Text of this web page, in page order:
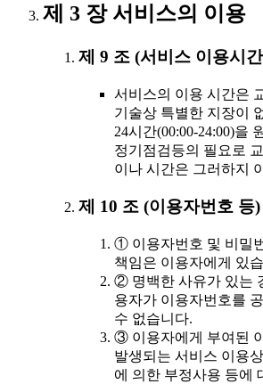
제 3 장 서비스의 이용
제 9 조 (서비스 이용시
서비스의 이용 시간은
기술상 특별한 지장이
24시간(00:00-24:00)을
정기점검등의 필요로
이나 시간은 그러하지
제 10 조 (이용자번호 등)
① 이용자번호 및 비밀
책임은 이용자에게 있
② 명백한 사유가 있는
용자가 이용자번호를
수 없습니다.
③ 이용자에게 부여된
발생되는 서비스 이용
에 의한 부정사용 등에